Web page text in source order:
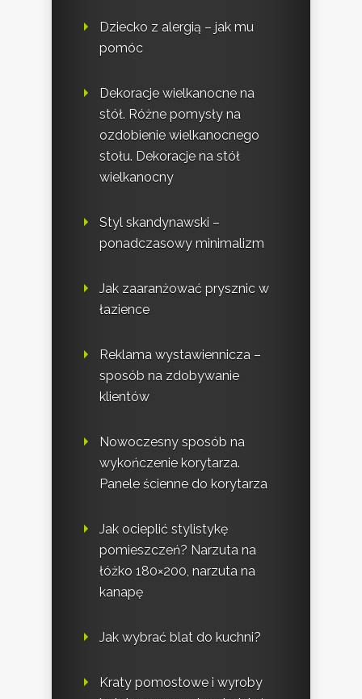
Dziecko z alergią – jak mu
pomóc
Dekoracje wielkanocne na
stół. Różne pomysły na
ozdobienie wielkanocnego
stołu. Dekoracje na stół
wielkanocny
Styl skandynawski –
ponadczasowy minimalizm
Jak zaaranżować prysznic w
łazience
Reklama wystawiennicza –
sposób na zdobywanie
klientów
Nowoczesny sposób na
wykończenie korytarza.
Panele ścienne do korytarza
Jak ocieplić stylistykę
pomieszczeń? Narzuta na
łóżko 180×200, narzuta na
kanapę
Jak wybrać blat do kuchni?
Kraty pomostowe i wyroby